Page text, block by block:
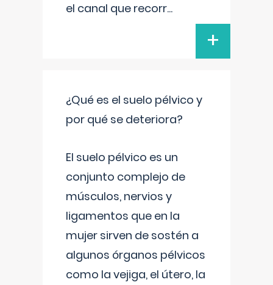
el canal que recorr...
+
¿Qué es el suelo pélvico y
por qué se deteriora?
El suelo pélvico es un
conjunto complejo de
músculos, nervios y
ligamentos que en la
mujer sirven de sostén a
algunos órganos pélvicos
como la vejiga, el útero, la